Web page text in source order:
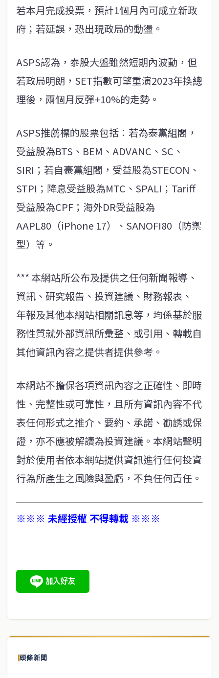
若本月完成投票，預計1個月內可成立新政
府；若延誤，恐出現政局的動盪。
ASPS認為，泰股大盤雖然短期內波動，但
若政局明朗，SET指數可望重演2023年換總
理後，兩個月反彈+10%的走勢。
ASPS推薦標的股票包括：若為泰黨組閣，
受益股為BTS、BEM、ADVANC、SC、
SIRI；若自豪黨組閣，受益股為STECON、
STPI；降息受益股為MTC、SPALI；Tariff
受益股為CPF；海外DR受益股為
AAPL80（iPhone 17）、SANOFI80（防禦
型）等。
*** 本網站所公布及提供之任何新聞報導、
資訊、研究報告、投資建議、財務報表、
年報及其他本網站相關訊息等，均係基於服
務性質就外部資訊所彙整、或引用、轉載自
其他資訊內容之提供者提供參考。
本網站不擔保各項資訊內容之正確性、即時
性、完整性或可靠性，且所有資訊內容不代
表任何形式之推介、要約、承諾、勸誘或保
證，亦不應被解讀為投資建議。本網站聲明
對於使用者依本網站提供資訊進行任何投資
行為所產生之風險與盈虧，不負任何責任。
※※※ 未經授權 不得轉載 ※※※
頭條新聞